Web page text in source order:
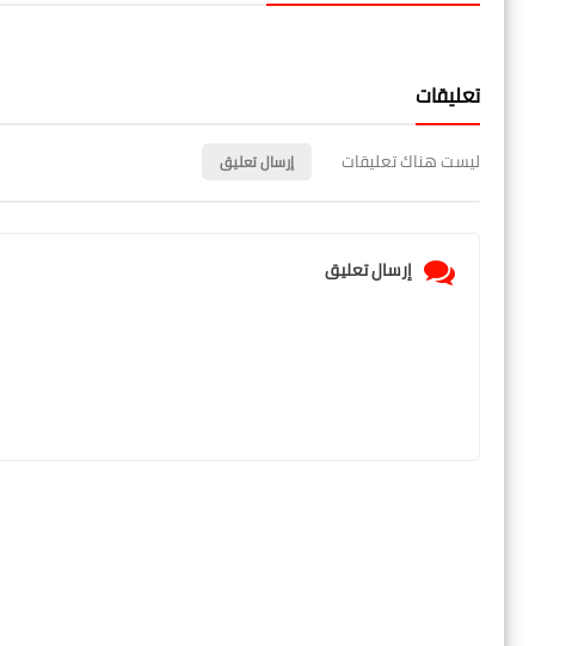
تعليقات
ليست هناك تعليقات إرسال تعليق
إرسال تعليق